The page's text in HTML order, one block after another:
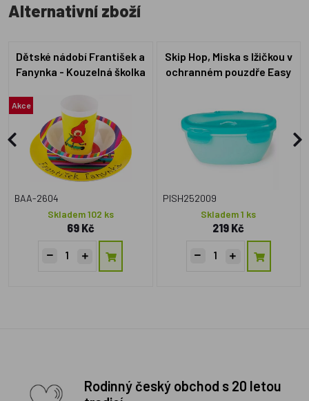
Alternativní zboží
Dětské nádobí František a
Fanynka - Kouzelná školka
Akce
BAA-2604
Skladem 102 ks
69 Kč
Skip Hop, Miska s lžičkou v
ochranném pouzdře Easy
PISH252009
Skladem 1 ks
219 Kč
Rodinný český obchod s 20 letou